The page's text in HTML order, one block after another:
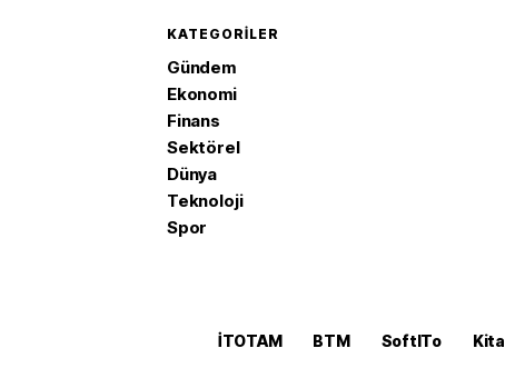
KATEGORILER
Gündem
Ekonomi
Finans
Sektörel
Dünya
Teknoloji
Spor
İTOTAM BTM SoftITo